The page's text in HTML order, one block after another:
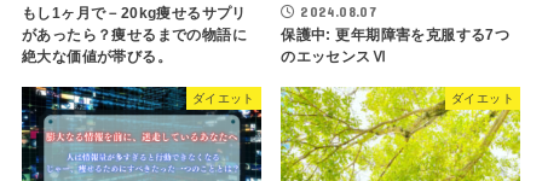
もし1ヶ月で－20kg痩せるサプリ
があったら？痩せるまでの物語に
絶大な価値が帯びる。
2024.08.07
保護中: 更年期障害を克服する7つ
のエッセンスⅥ
ダイエット ダイエット